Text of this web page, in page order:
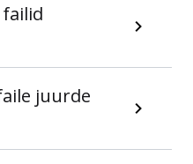
juurde